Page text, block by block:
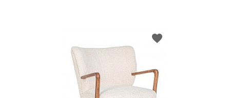
favorite